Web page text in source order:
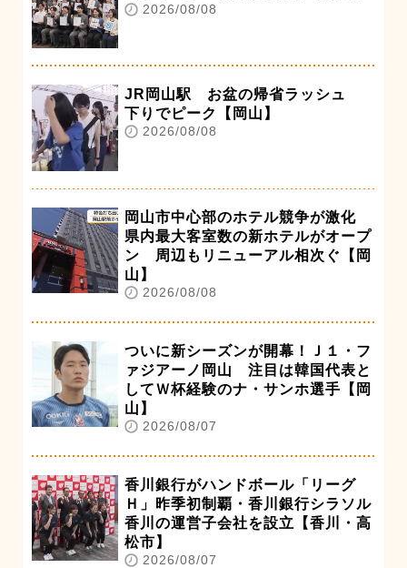
2026/08/08
JR岡山駅 お盆の帰省ラッシュ
下りでピーク【岡山】
2026/08/08
岡山市中心部のホテル競争が激化
県内最大客室数の新ホテルがオープ
ン 周辺もリニューアル相次ぐ【岡
山】
2026/08/08
ついに新シーズンが開幕！Ｊ１・フ
ァジアーノ岡山 注目は韓国代表と
してＷ杯経験のナ・サンホ選手【岡
山】
2026/08/07
香川銀行がハンドボール「リーグ
Ｈ」昨季初制覇・香川銀行シラソル
香川の運営子会社を設立【香川・高
松市】
2026/08/07